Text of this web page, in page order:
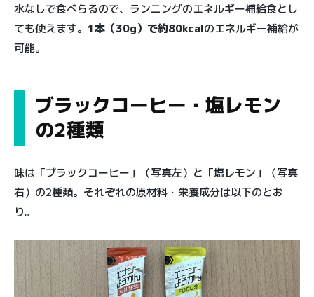
水なしで食べらるので、ランニングのエネルギー補給食とし
ても使えます。 1本（30g）で約80kcalのエネルギー補給が
可能。
ブラックコーヒー・塩レモン
の2種類
味は「ブラックコーヒー」（写真左）と「塩レモン」（写真
右）の2種類。それぞれの原材料・栄養成分は以下のとお
り。